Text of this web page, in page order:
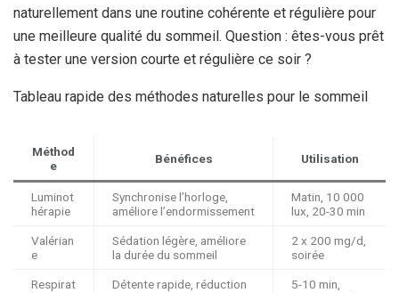
naturellement dans une routine cohérente et régulière pour
une meilleure qualité du sommeil. Question : êtes-vous prêt
à tester une version courte et régulière ce soir ?
Tableau rapide des méthodes naturelles pour le sommeil
Méthod
e
Bénéfices Utilisation
Luminot
hérapie
Synchronise l’horloge,
améliore l’endormissement
Matin, 10 000
lux, 20-30 min
Valérian
e
Sédation légère, améliore
la durée du sommeil
2 x 200 mg/d,
soirée
Respirat
Détente rapide, réduction
5-10 min,